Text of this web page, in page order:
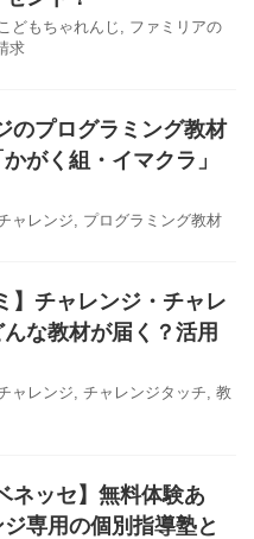
どもちゃれんじ , ファミリアの
求
のプログラミング教材
がく組・イマクラ」
ャレンジ, プログラミング教材
】チャレンジ・チャレ
な教材が届く？活用
ャレンジ, チャレンジタッチ, 教
ネッセ】無料体験あ
専用の個別指導塾と